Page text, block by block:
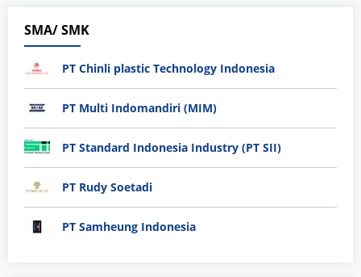
SMA/ SMK
PT Chinli plastic Technology Indonesia
PT Multi Indomandiri (MIM)
PT Standard Indonesia Industry (PT SII)
PT Rudy Soetadi
PT Samheung Indonesia